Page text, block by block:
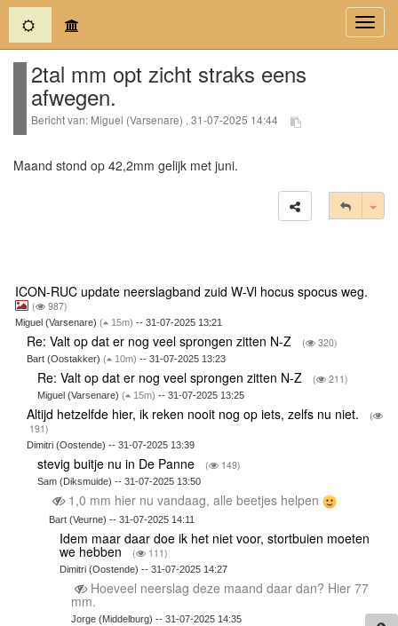
(current)
2tal mm opt zicht straks eens
afwegen.
Bericht van: Miguel (Varsenare) , 31-07-2025 14:44
Maand stond op 42,2mm gelijk met juni.
ICON-RUC update neerslagband zuid W-Vl hocus spocus weg.
( 987)
Miguel (Varsenare) ( 15m) -- 31-07-2025 13:21
Re: Valt op dat er nog veel sprongen zitten N-Z ( 320)
Bart (Oostakker) ( 10m) -- 31-07-2025 13:23
Re: Valt op dat er nog veel sprongen zitten N-Z ( 211)
Miguel (Varsenare)( 15m) -- 31-07-2025 13:25
Altijd hetzelfde hier, ik reken nooit nog op iets, zelfs nu niet.
(
191)
Dimitri (Oostende) -- 31-07-2025 13:39
stevig buitje nu in De Panne ( 149)
Sam (Diksmuide) -- 31-07-2025 13:50
1,0 mm hier nu vandaag, alle beetjes helpen
Bart (Veurne) -- 31-07-2025 14:11
Idem maar daar doe ik het niet voor, stortbuien moeten
we hebben ( 111)
Dimitri (Oostende) -- 31-07-2025 14:27
Hoeveel neerslag deze maand daar dan? Hier 77
mm.
Jorge (Middelburg) -- 31-07-2025 14:35